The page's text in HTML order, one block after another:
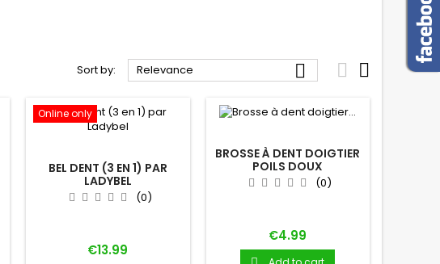
Sort by: Relevance   
Online only
BEL DENT (3 EN 1) PAR
LADYBEL
(0)
Price
€13.99
BROSSE À DENT DOIGTIER
POILS DOUX
(0)
Price
€4.99